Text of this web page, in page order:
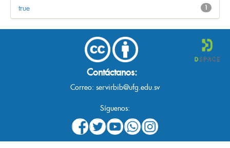
1
true
Contáctanos:
Correo: servirbib@ufg.edu.sv
Síguenos: